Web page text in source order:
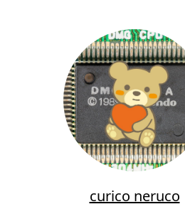
curico neruco